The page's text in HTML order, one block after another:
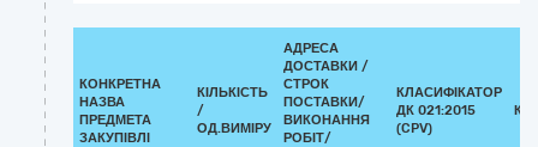
КОНКРЕТНА
НАЗВА
ПРЕДМЕТА
ЗАКУПІВЛІ
КІЛЬКІСТЬ
/
ОД.ВИМІРУ
АДРЕСА
ДОСТАВКИ /
СТРОК
ПОСТАВКИ/
ВИКОНАННЯ
РОБІТ/
КЛАСИФІКАТОР
ДК 021:2015
(CPV)